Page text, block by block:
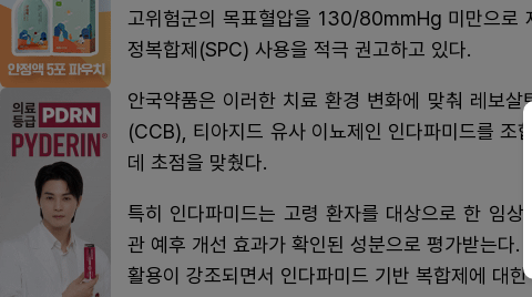
고위험군의 목표혈압을 130/80mmHg 미만으로
정복합제(SPC) 사용을 적극 권고하고 있다.
안국약품은 이러한 치료 환경 변화에 맞춰 레보
(CCB), 티아지드 유사 이뇨제인 인다파미드를 조
데 초점을 맞췄다.
특히 인다파미드는 고령 환자를 대상으로 한 임
관 예후 개선 효과가 확인된 성분으로 평가받는다.
활용이 강조되면서 인다파미드 기반 복합제에 대